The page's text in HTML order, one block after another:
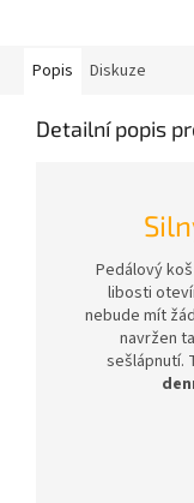
Popis Diskuze
Detailní popis
Pedálový
libosti
nebude mít
navržen
sešlápnutí.